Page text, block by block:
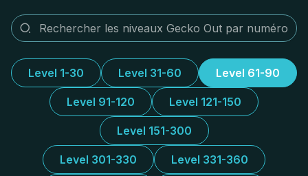
Level 1-30 Level 31-60 Level 61-90
Level 91-120 Level 121-150
Level 151-300
Level 301-330 Level 331-360